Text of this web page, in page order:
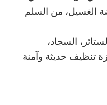
الغسيل، من السلم
السجاد،
تنظيف حديثة وآمنة